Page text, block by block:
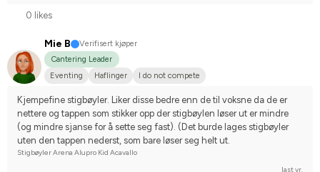
0 likes
Mie B
Verifisert kjøper
Cantering Leader
Eventing
Haflinger I do not compete
Kjempefine stigbøyler. Liker disse bedre enn de til voksne da de er
nettere og tappen som stikker opp der stigbøylen løser ut er mindre
(og mindre sjanse for å sette seg fast). (Det burde lages stigbøyler
uten den tappen nederst, som bare løser seg helt ut.
Stigbøyler Arena Alupro Kid Acavallo
last yr.